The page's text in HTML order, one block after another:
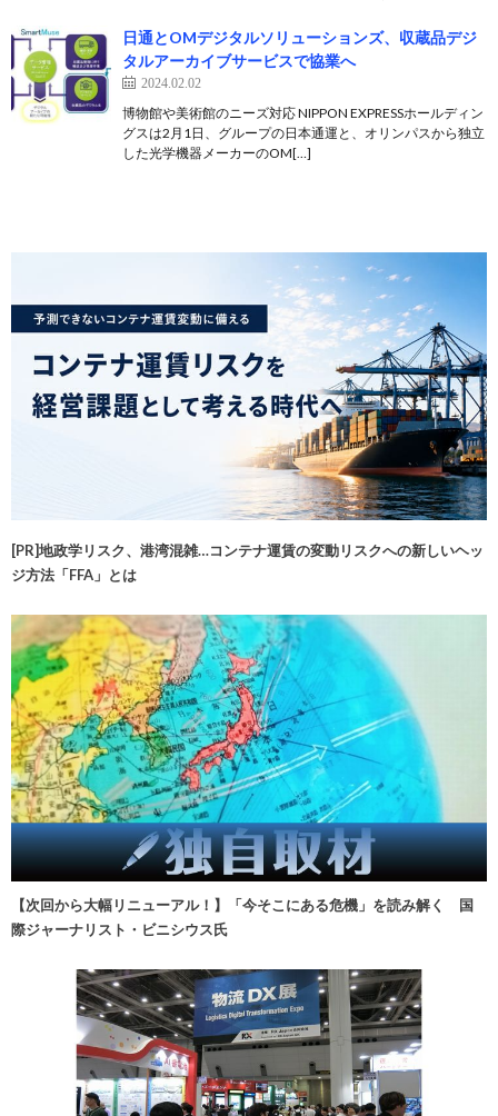
日通とOMデジタルソリューションズ、収蔵品デジ
タルアーカイブサービスで協業へ
2024.02.02
博物館や美術館のニーズ対応 NIPPON EXPRESSホールディン
グスは2月1日、グループの日本通運と、オリンパスから独立
した光学機器メーカーのOM[…]
[PR]地政学リスク、港湾混雑…コンテナ運賃の変動リスクへの新しいヘッ
ジ方法「FFA」とは
【次回から大幅リニューアル！】「今そこにある危機」を読み解く 国
際ジャーナリスト・ビニシウス氏